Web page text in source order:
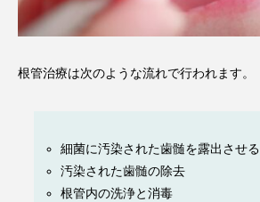
根管治療は次のような流れで行われます。
細菌に汚染された歯髄を露出させる
汚染された歯髄の除去
根管内の洗浄と消毒